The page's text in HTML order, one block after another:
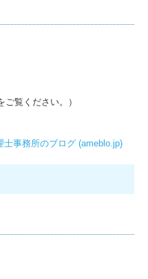
覧ください。）
事務所のブログ (ameblo.jp)